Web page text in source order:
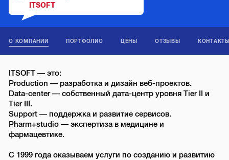
ITSOFT
О КОМПАНИИ ПОРТФОЛИО ЦЕНЫ ОТЗЫВЫ
ITSOFT — это:
Production — разработка и дизайн веб-проектов.
Data-center — собственный дата-центр уровня Tier II и
Tier III.
Support — поддержка и развитие сервисов.
Pharm+studio — экспертиза в медицине и
фармацевтике.
С 1999 года оказываем услуги по созданию и развитию